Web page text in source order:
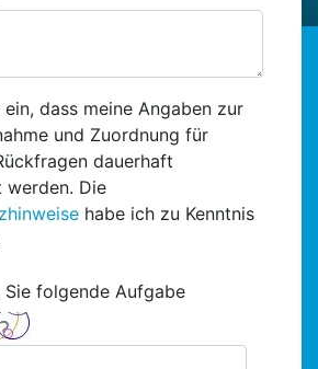
dass meine Angaben zur
und Zuordnung für
dauerhaft
werden. Die
habe ich zu Kenntnis
Sie folgende Aufgabe